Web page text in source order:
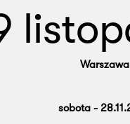
Warszawa
sobota -